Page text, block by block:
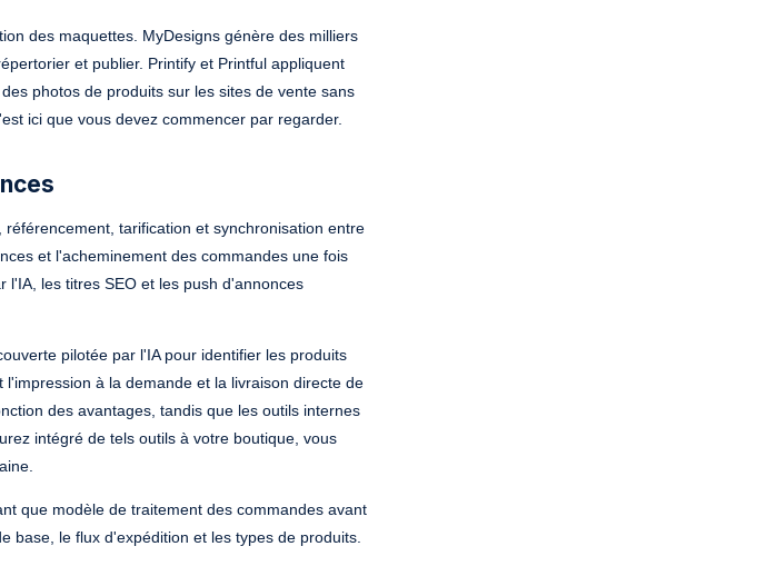
des maquettes. MyDesigns génère des milliers
et publier. Printify et Printful appliquent
photos de produits sur les sites de vente sans
ici que vous devez commencer par regarder.
tarification et synchronisation entre
et l'acheminement des commandes une fois
l'IA, les titres SEO et les push d'annonces
pilotée par l'IA pour identifier les produits
à la demande et la livraison directe de
des avantages, tandis que les outils internes
intégré de tels outils à votre boutique, vous
que modèle de traitement des commandes avant
base, le flux d'expédition et les types de produits.